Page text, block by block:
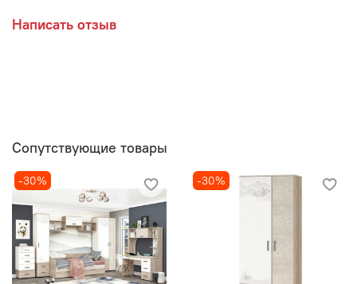
Написать отзыв
Сопутствующие товары
-30% -30%